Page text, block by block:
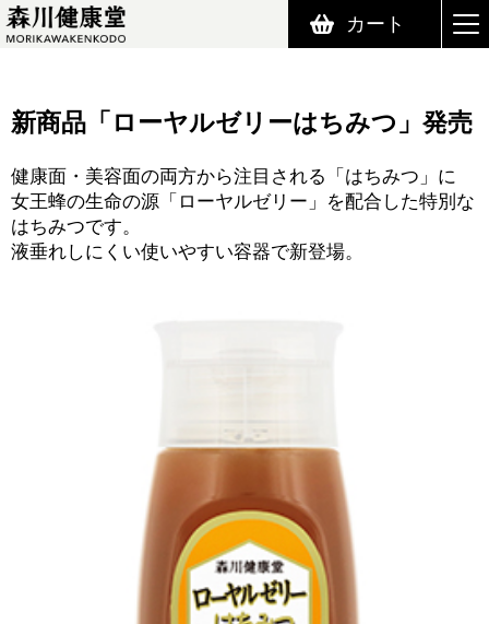
カート
新商品「ローヤルゼリーはちみつ」発売
健康面・美容面の両方から注目される「はちみつ」に
女王蜂の生命の源「ローヤルゼリー」を配合した特別な
はちみつです。
液垂れしにくい使いやすい容器で新登場。